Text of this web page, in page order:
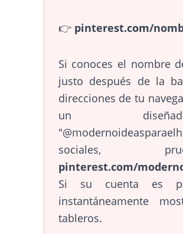
👉 pinterest.com/
Si conoces el nombre
justo después de la
direcciones de tu
un
sociales,
pinterest.com/
Si su cuenta es
instantáneamente
tableros.